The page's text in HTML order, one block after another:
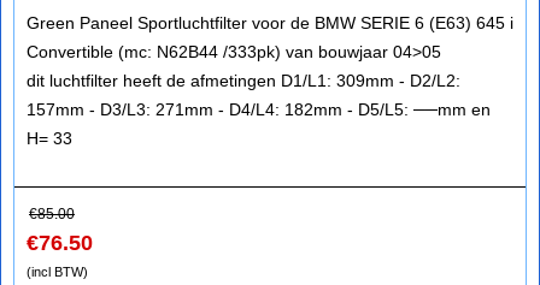
Green Paneel Sportluchtfilter voor de BMW SERIE 6 (E63) 645 i
Convertible (mc: N62B44 /333pk) van bouwjaar 04>05
dit luchtfilter heeft de afmetingen D1/L1: 309mm - D2/L2:
157mm - D3/L3: 271mm - D4/L4: 182mm - D5/L5: ──mm en
H= 33
€85.00
€76.50
(incl BTW)